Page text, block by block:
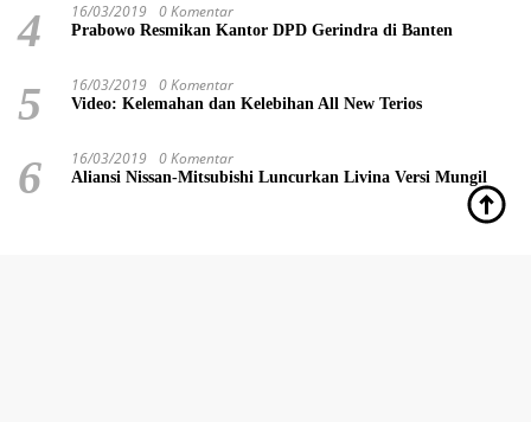
4 16/03/2019 0 Komentar
Prabowo Resmikan Kantor DPD Gerindra di Banten
5 16/03/2019 0 Komentar
Video: Kelemahan dan Kelebihan All New Terios
6 16/03/2019 0 Komentar
Aliansi Nissan-Mitsubishi Luncurkan Livina Versi Mungil